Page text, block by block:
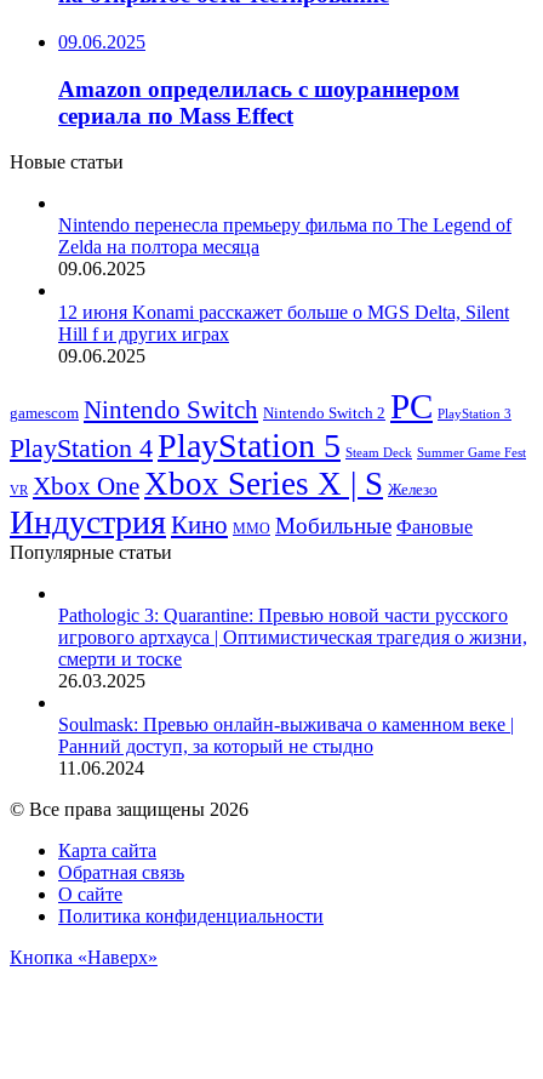
09.06.2025
Amazon определилась с шоураннером
сериала по Mass Effect
Новые статьи
Nintendo перенесла премьеру фильма по The Legend of
Zelda на полтора месяца
09.06.2025
12 июня Konami расскажет больше о MGS Delta, Silent
Hill f и других играх
09.06.2025
gamescom Nintendo Switch Nintendo Switch 2 PC PlayStation 3
PlayStation 4PlayStation 5 Steam Deck Summer Game Fest
VR Xbox OneXbox Series X | S Железо
ИндустрияКино ММО Мобильные Фановые
Популярные статьи
Pathologic 3: Quarantine: Превью новой части русского
игрового артхауса | Оптимистическая трагедия о жизни,
смерти и тоске
26.03.2025
Soulmask: Превью онлайн-выживача о каменном веке |
Ранний доступ, за который не стыдно
11.06.2024
© Все права защищены 2026
Карта сайта
Обратная связь
О сайте
Политика конфиденциальности
Кнопка «Наверх»